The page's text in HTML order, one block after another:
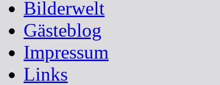
Bilderwelt
Gästeblog
Impressum
Links